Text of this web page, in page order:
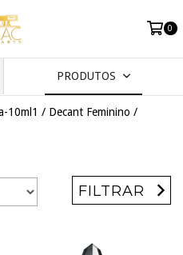
0
PRODUTOS
10ml1 / Decant Feminino /
FILTRAR